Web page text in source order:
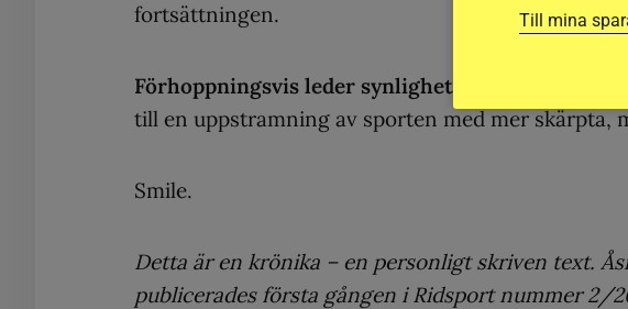
fortsättningen.
Förhoppningsvis leder synligheten inte till att
till en uppstramning av sporten med mer skärpta,
Smile.
Detta är en krönika – en personligt skriven text.
publicerades första gången i Ridsport nummer 2/
Till mina